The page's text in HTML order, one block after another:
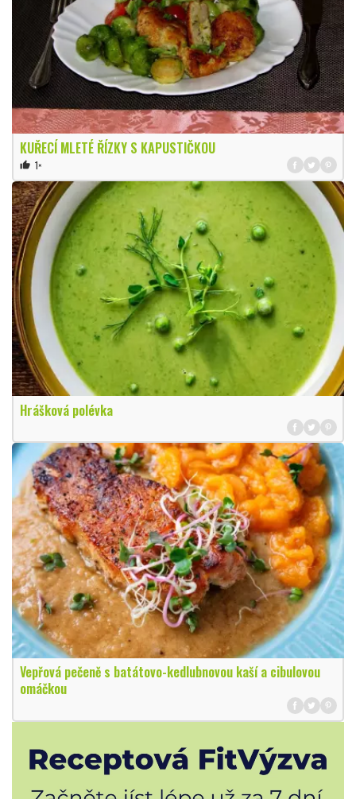
KUŘECÍ MLETÉ ŘÍZKY S KAPUSTIČKOU
thumb_up 1×
Hrášková polévka
Vepřová pečeně s batátovo-kedlubnovou kaší a cibulovou
omáčkou